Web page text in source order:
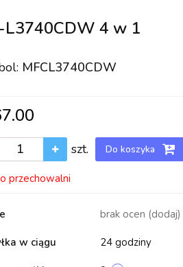
L3740CDW 4 w 1
MFCL3740CDW
szt. Do koszyka
przechowalni
brak ocen (dodaj)
w ciągu 24 godziny